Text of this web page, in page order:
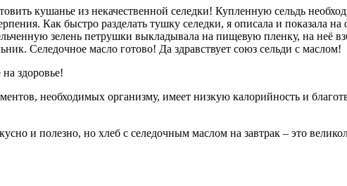
кушанье из некачественной селедки! Купленную сельдь
Как быстро разделать тушку селедки, я описала и показала на
зелень петрушки выкладывала на пищевую пленку, на неё
Селедочное масло готово! Да здравствует союз сельди с маслом!
здоровье!
необходимых организму, имеет низкую калорийность и
и полезно, но хлеб с селедочным маслом на завтрак – это